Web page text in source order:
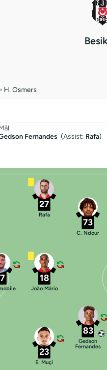
H. Osmers
Fernandes (Assist: Rafa)
83
Gedson
Fernandes
73
C. Ndour
23
E. Muçi
18
João Mário
27
Rafa